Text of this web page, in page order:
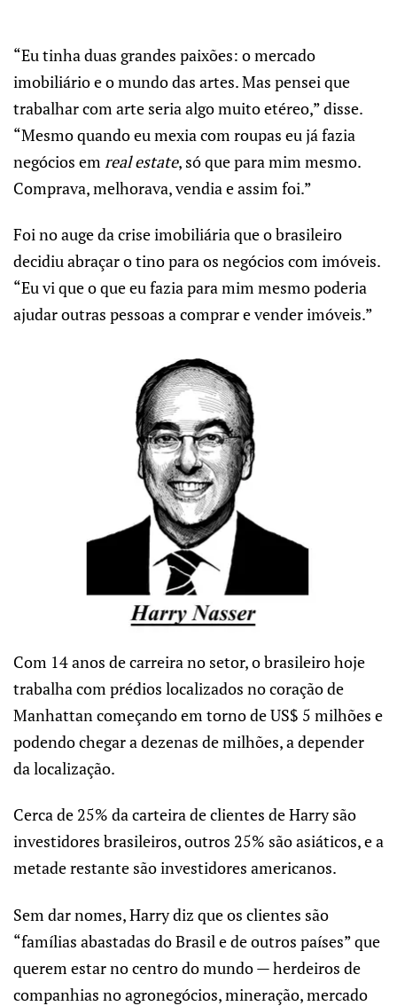
“Eu tinha duas grandes paixões: o mercado
imobiliário e o mundo das artes. Mas pensei que
trabalhar com arte seria algo muito etéreo,” disse.
“Mesmo quando eu mexia com roupas eu já fazia
negócios em real estate, só que para mim mesmo.
Comprava, melhorava, vendia e assim foi.”
Foi no auge da crise imobiliária que o brasileiro
decidiu abraçar o tino para os negócios com imóveis.
“Eu vi que o que eu fazia para mim mesmo poderia
ajudar outras pessoas a comprar e vender imóveis.”
Com 14 anos de carreira no setor, o brasileiro hoje
trabalha com prédios localizados no coração de
Manhattan começando em torno de US$ 5 milhões e
podendo chegar a dezenas de milhões, a depender
da localização.
Cerca de 25% da carteira de clientes de Harry são
investidores brasileiros, outros 25% são asiáticos, e a
metade restante são investidores americanos.
Sem dar nomes, Harry diz que os clientes são
“famílias abastadas do Brasil e de outros países” que
querem estar no centro do mundo — herdeiros de
companhias no agronegócios, mineração, mercado